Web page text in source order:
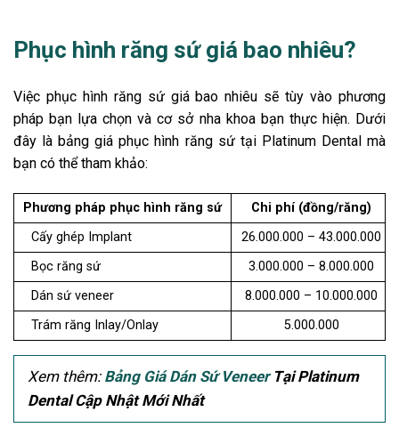
Phục hình răng sứ giá bao nhiêu?
Việc phục hình răng sứ giá bao nhiêu sẽ tùy vào phương
pháp bạn lựa chọn và cơ sở nha khoa bạn thực hiện. Dưới
đây là bảng giá phục hình răng sứ tại Platinum Dental mà
bạn có thể tham khảo:
Phương pháp phục hình răng sứ
Chi phí (đồng/răng)
Cấy ghép Implant
26.000.000 – 43.000.000
Bọc răng sứ
3.000.000 – 8.000.000
Dán sứ veneer
8.000.000 – 10.000.000
Trám răng Inlay/Onlay
5.000.000
Xem thêm: Bảng Giá Dán Sứ VeneerTại Platinum
Dental Cập Nhật Mới Nhất